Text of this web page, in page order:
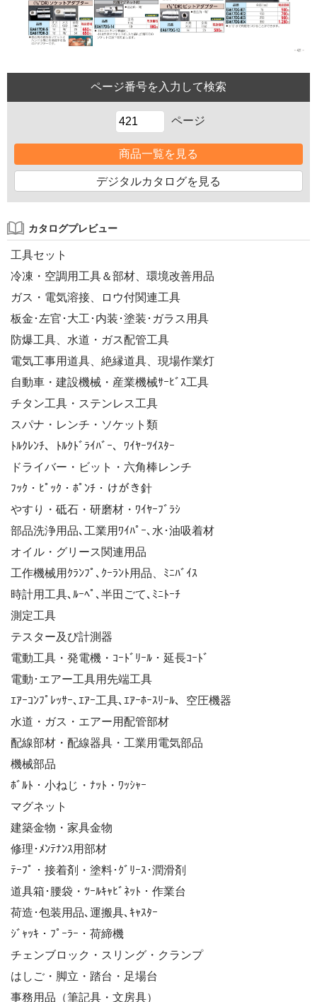
ページ
商品一覧を見る
デジタルカタログを見る
カタログプレビュー
工具セット
冷凍・空調用工具＆部材、環境改善用品
ガス・電気溶接、ロウ付関連工具
板金･左官･大工･内装･塗装･ガラス用具
防爆工具、水道・ガス配管工具
電気工事用道具、絶縁道具、現場作業灯
自動車・建設機械・産業機械ｻｰﾋﾞｽ工具
チタン工具・ステンレス工具
スパナ・レンチ・ソケット類
ﾄﾙｸﾚﾝﾁ、ﾄﾙｸﾄﾞﾗｲﾊﾞｰ、ﾜｲﾔｰﾂｲｽﾀｰ
ドライバー・ビット・六角棒レンチ
ﾌｯｸ・ﾋﾟｯｸ・ﾎﾟﾝﾁ・けがき針
やすり・砥石・研磨材・ﾜｲﾔｰﾌﾞﾗｼ
部品洗浄用品､工業用ﾜｲﾊﾟｰ､水･油吸着材
オイル・グリース関連用品
工作機械用ｸﾗﾝﾌﾟ､ｸｰﾗﾝﾄ用品、ﾐﾆﾊﾞｲｽ
時計用工具､ﾙｰﾍﾟ､半田ごて､ﾐﾆﾄｰﾁ
測定工具
テスター及び計測器
電動工具・発電機・ｺｰﾄﾞﾘｰﾙ・延長ｺｰﾄﾞ
電動･エアー工具用先端工具
ｴｱｰｺﾝﾌﾟﾚｯｻｰ､ｴｱｰ工具､ｴｱｰﾎｰｽﾘｰﾙ、空圧機器
水道・ガス・エアー用配管部材
配線部材・配線器具・工業用電気部品
機械部品
ﾎﾞﾙﾄ・小ねじ・ﾅｯﾄ・ﾜｯｼｬｰ
マグネット
建築金物・家具金物
修理･ﾒﾝﾃﾅﾝｽ用部材
ﾃｰﾌﾟ・接着剤・塗料･ｸﾞﾘｰｽ･潤滑剤
道具箱･腰袋・ﾂｰﾙｷｬﾋﾞﾈｯﾄ・作業台
荷造･包装用品､運搬具､ｷｬｽﾀｰ
ｼﾞｬｯｷ・ﾌﾟｰﾗｰ・荷締機
チェンブロック・スリング・クランプ
はしご・脚立・踏台・足場台
事務用品（筆記具・文房具）